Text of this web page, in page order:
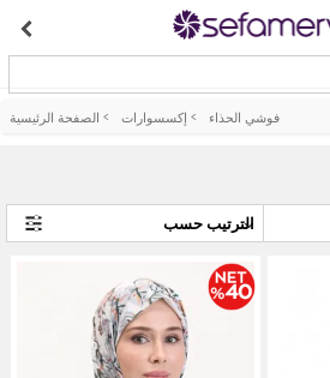
الصفحة الرئيسية > إكسسوارات > فوشي الحذاء